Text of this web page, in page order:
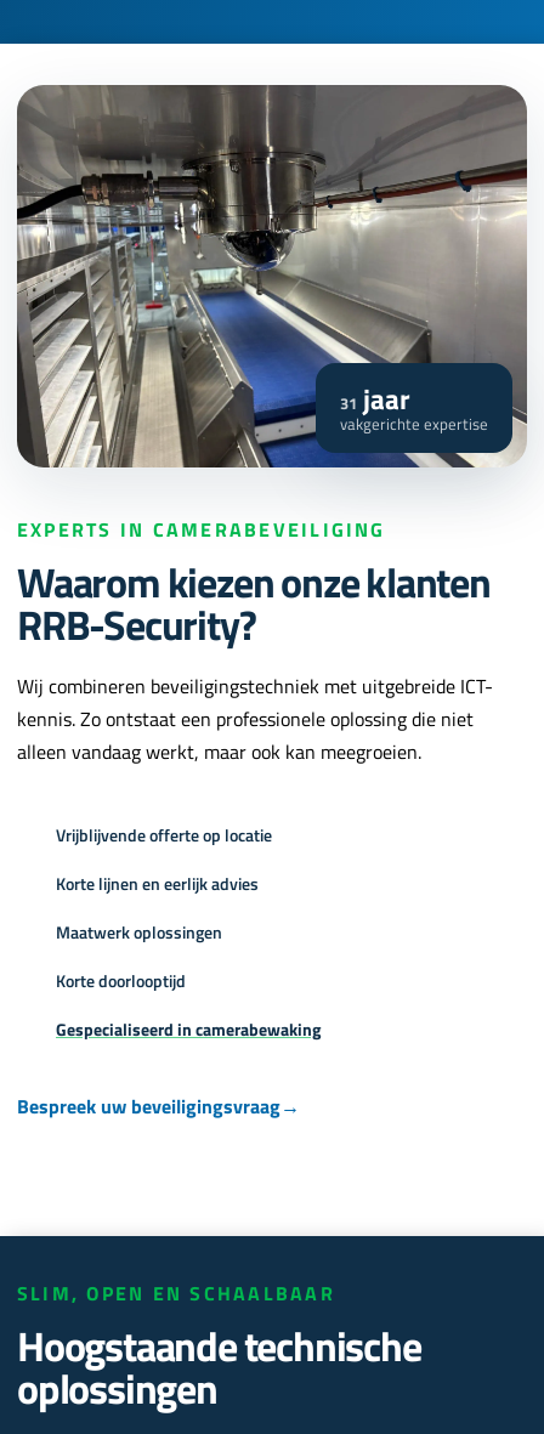
31 jaar
vakgerichte expertise
EXPERTS IN CAMERABEVEILIGING
Waarom kiezen onze klanten
RRB-Security?
Wij combineren beveiligingstechniek met uitgebreide ICT-
kennis. Zo ontstaat een professionele oplossing die niet
alleen vandaag werkt, maar ook kan meegroeien.
Vrijblijvende offerte op locatie
Korte lijnen en eerlijk advies
Maatwerk oplossingen
Korte doorlooptijd
Gespecialiseerd in camerabewaking
Bespreek uw beveiligingsvraag→
SLIM, OPEN EN SCHAALBAAR
Hoogstaande technische
oplossingen